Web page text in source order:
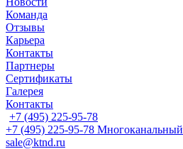
Команда
Отзывы
Карьера
Контакты
Партнеры
Сертификаты
Галерея
Контакты
+7 (495) 225-95-78
+7 (495) 225-95-78 Многоканальный
sale@ktnd.ru